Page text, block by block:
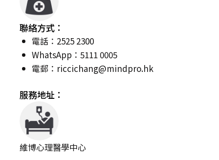
聯絡方式：
電話：2525 2300
WhatsApp：5111 0005
電郵： riccichang@mindpro.hk
服務地址：
維博心理醫學中心